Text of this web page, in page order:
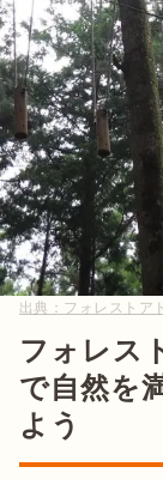
出典： フォレストア
フォレス
で自然を
よう